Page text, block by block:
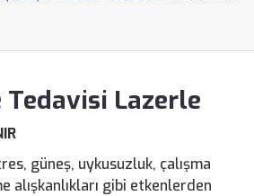
Lazerle
güneş, uykusuzluk, çalışma
alışkanlıkları gibi etkenlerden